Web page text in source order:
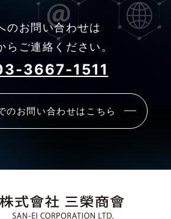
のお問い合わせは
らご連絡ください。
3667-1511
のお問い合わせはこちら